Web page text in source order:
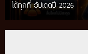
ได้ทุกที่ อัปเดตปี 2026